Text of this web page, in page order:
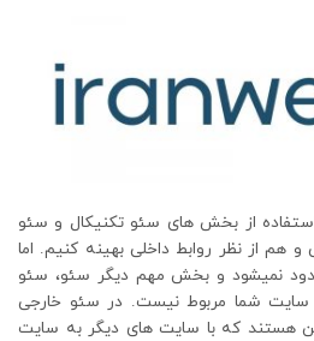
از بخش های سئو تکنیکال و سئو
هم از نظر روابط داخلی بهینه کنیم. اما
نمیشود و بخش مهم دیگر سئو، سئو
شما مربوط نیست. در سئو خارجی
هستند که با سایت های دیگر به سایت